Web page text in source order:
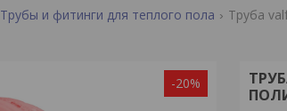
Трубы и фитинги для теплого пола Труба
-20%